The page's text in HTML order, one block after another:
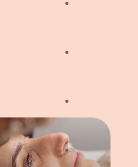
Lazer Epilasyon